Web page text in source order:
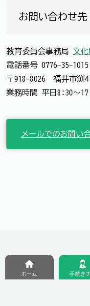
お問い合わせ先
教育委員会事務局 文
電話番号 0776-35-1015
〒918-8026 福井市渕4
業務時間 平日8:30～
メールでのお問い
ホーム 手続き